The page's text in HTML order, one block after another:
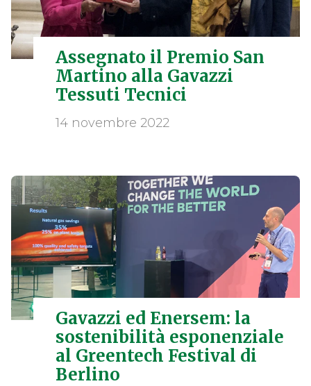
Assegnato il Premio San
Martino alla Gavazzi
Tessuti Tecnici
14 novembre 2022
Gavazzi ed Enersem: la
sostenibilità esponenziale
al Greentech Festival di
Berlino